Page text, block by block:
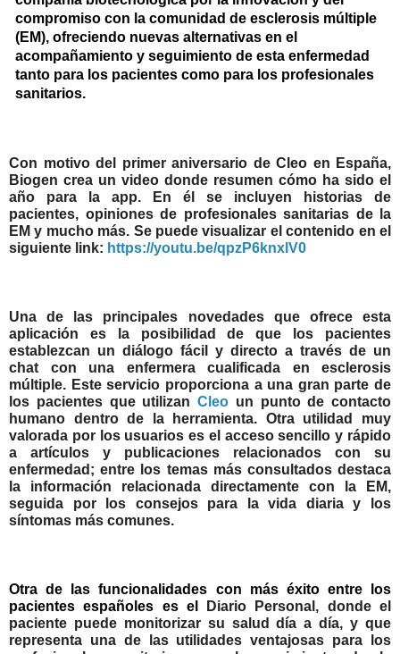
compromiso con la comunidad de esclerosis múltiple
(EM), ofreciendo nuevas alternativas en el
acompañamiento y seguimiento de esta enfermedad
tanto para los pacientes como para los profesionales
sanitarios.
Con motivo del primer aniversario de Cleo en España,
Biogen crea un video donde resumen cómo ha sido el
año para la app. En él se incluyen historias de
pacientes, opiniones de profesionales sanitarias de la
EM y mucho más. Se puede visualizar el contenido en el
siguiente link: https://youtu.be/qpzP6knxlV0
Una de las principales novedades que ofrece esta
aplicación es la posibilidad de que los pacientes
establezcan un diálogo fácil y directo a través de un
chat con una enfermera cualificada en esclerosis
múltiple. Este servicio proporciona a una gran parte de
los pacientes que utilizan Cleo un punto de contacto
humano dentro de la herramienta. Otra utilidad muy
valorada por los usuarios es el acceso sencillo y rápido
a artículos y publicaciones relacionados con su
enfermedad; entre los temas más consultados destaca
la información relacionada directamente con la EM,
seguida por los consejos para la vida diaria y los
síntomas más comunes.
Otra de las funcionalidades con más éxito entre los
pacientes españoles es el
Diario Personal, donde el
paciente puede monitorizar su salud día a día, y que
representa una de las utilidades ventajosas para los